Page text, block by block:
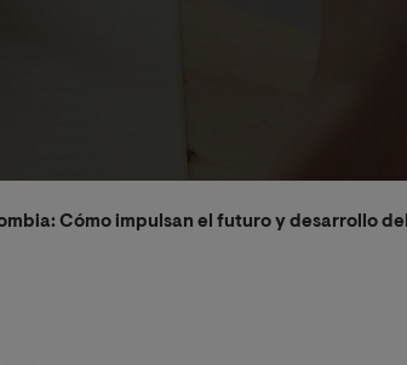
Cómo impulsan el futuro y desarrollo